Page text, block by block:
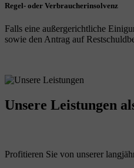
Regel- oder Verbraucherinsolvenz
Falls eine außergerichtliche
sowie den Antrag auf
Unsere Leistungen
Profitieren Sie von unserer